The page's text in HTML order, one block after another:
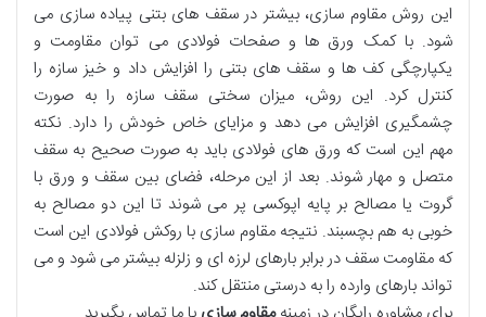
این روش مقاوم سازی، بیشتر در سقف های بتنی پیاده سازی می
شود. با کمک ورق ها و صفحات فولادی می توان مقاومت و
یکپارچگی کف ها و سقف های بتنی را افزایش داد و خیز سازه را
کنترل کرد. این روش، میزان سختی سقف سازه را به صورت
چشمگیری افزایش می دهد و مزایای خاص خودش را دارد. نکته
مهم این است که ورق های فولادی باید به صورت صحیح به سقف
متصل و مهار شوند. بعد از این مرحله، فضای بین سقف و ورق با
گروت یا مصالح بر پایه اپوکسی پر می شوند تا این دو مصالح به
خوبی به هم بچسبند. نتیجه مقاوم سازی با روکش فولادی این است
که مقاومت سقف در برابر بارهای لرزه ای و زلزله بیشتر می شود و می
تواند بارهای وارده را به درستی منتقل کند.